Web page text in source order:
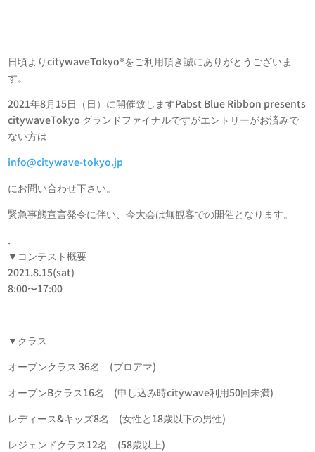
日頃よりcitywaveTokyo®︎をご利用頂き誠にありがとうございま
す。
2021年8月15日（日）に開催致しますPabst Blue Ribbon presents
citywaveTokyo グランドファイナルですがエントリーがお済みで
ない方は
info@citywave-tokyo.jp
にお問い合わせ下さい。
緊急事態宣言発令に伴い、今大会は無観客での開催となります。
.
▼コンテスト概要
2021.8.15(sat)
8:00〜17:00
▼クラス
オープンクラス 36名 (プロアマ)
オープンBクラス16名 (申し込み時citywave利用50回未満)
レディース&キッズ8名 (女性と18歳以下の男性)
レジェンドクラス12名 (58歳以上)